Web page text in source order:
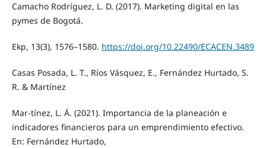
Camacho Rodríguez, L. D. (2017). Marketing digital en las
pymes de Bogotá.
Ekp, 13(3), 1576–1580. https://doi.org/10.22490/ECACEN.3489
Casas Posada, L. T., Ríos Vásquez, E., Fernández Hurtado, S.
R. & Martínez
Mar-tínez, L. Á. (2021). Importancia de la planeación e
indicadores financieros para un emprendimiento efectivo.
En: Fernández Hurtado,